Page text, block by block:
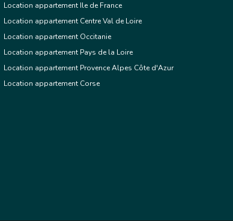
Location appartement Ile de France
Location appartement Centre Val de Loire
Location appartement Occitanie
Location appartement Pays de la Loire
Location appartement Provence Alpes Côte d'Azur
Location appartement Corse